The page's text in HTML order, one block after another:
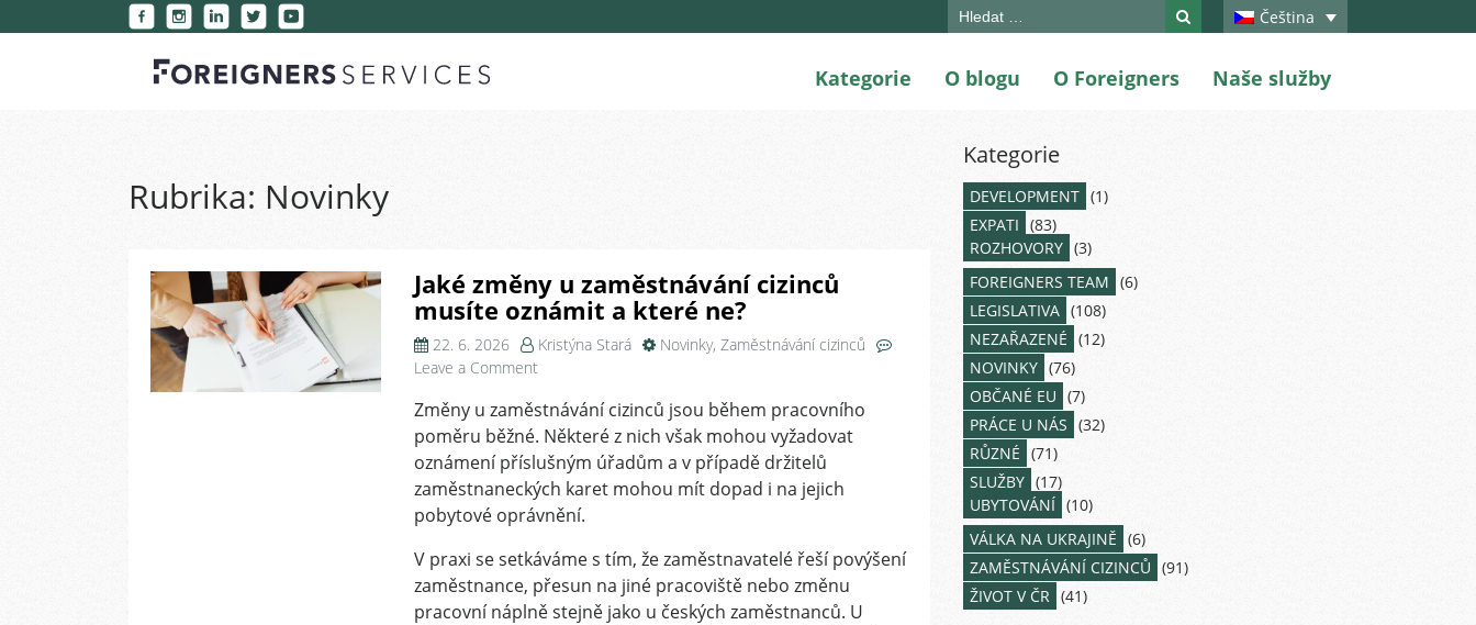
Čeština
Search
Kategorie O blogu O Foreigners Naše služby
Rubrika: Novinky
Jaké změny u zaměstnávání cizinců
musíte oznámit a které ne?
22. 6. 2026 Kristýna Stará Novinky, Zaměstnávání cizinců
Leave a Commenton
změny
u
zaměstnávání
cizinců
musíte
oznámit
a
které
ne?
Změny u zaměstnávání cizinců jsou během pracovního
poměru běžné. Některé z nich však mohou vyžadovat
oznámení příslušným úřadům a v případě držitelů
zaměstnaneckých karet mohou mít dopad i na jejich
pobytové oprávnění.
V praxi se setkáváme s tím, že zaměstnavatelé řeší povýšení
zaměstnance, přesun na jiné pracoviště nebo změnu
pracovní náplně stejně jako u českých zaměstnanců. U
Kategorie
DEVELOPMENT (1)
EXPATI (83)
ROZHOVORY (3)
FOREIGNERS TEAM (6)
LEGISLATIVA (108)
NEZAŘAZENÉ (12)
NOVINKY (76)
OBČANÉ EU (7)
PRÁCE U NÁS (32)
RŮZNÉ (71)
SLUŽBY (17)
UBYTOVÁNÍ (10)
VÁLKA NA UKRAJINĚ (6)
ZAMĚSTNÁVÁNÍ CIZINCŮ (91)
ŽIVOT V ČR (41)